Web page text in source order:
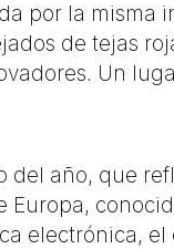
por la misma
de tejas
Un
año, que
electrónica,